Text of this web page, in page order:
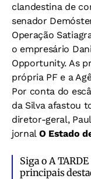
clandestina de
senador
Operação
o empresário
Opportunity. As
própria PF e a
Por conta do
da Silva afastou
diretor-geral,
jornal O Estado
Siga o A
principais